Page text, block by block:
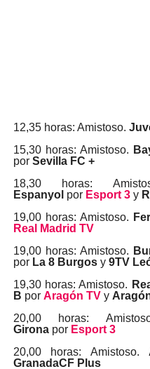
12,35 horas: Amistoso.
15,30 horas: Amistoso.
por Sevilla FC +
18,30 horas:
Espanyol por Esport 3y
19,00 horas: Amistoso.
Real Madrid TV
19,00 horas: Amistoso.
por La 8 Burgosy 9TV
19,30 horas: Amistoso.
B por Aragón TVy
20,00 horas:
Girona por Esport 3
20,00 horas: Amistoso.
GranadaCF Plus